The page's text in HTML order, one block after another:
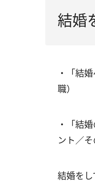
結婚
・「結
職）
・「結
ント／そ
結婚を